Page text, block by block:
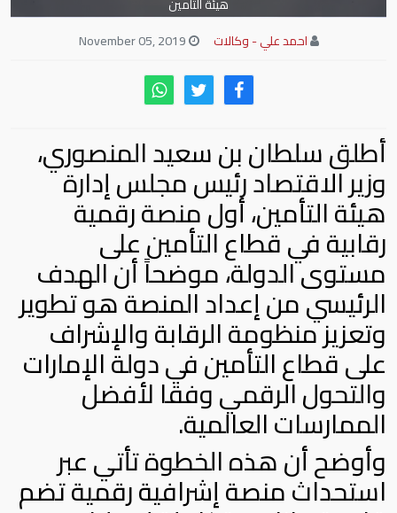
هيئة التأمين
احمد علي - وكالات
أطلق سلطان بن سعيد المنصوري،
وزير الاقتصاد رئيس مجلس إدارة
هيئة التأمين، أول منصة رقمية
رقابية في قطاع التأمين على
مستوى الدولة، موضحاً أن الهدف
الرئيسي من إعداد المنصة هو تطوير
وتعزيز منظومة الرقابة والإشراف
على قطاع التأمين في دولة الإمارات
والتحول الرقمي وفقا لأفضل
الممارسات العالمية.
وأوضح أن هذه الخطوة تأتي عبر
استحداث منصة إشرافية رقمية تضم